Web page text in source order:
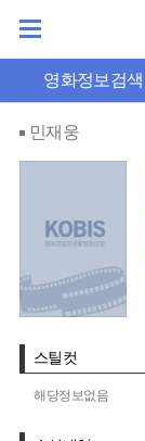
영화정보검색
민재웅
스틸컷
해당정보없음